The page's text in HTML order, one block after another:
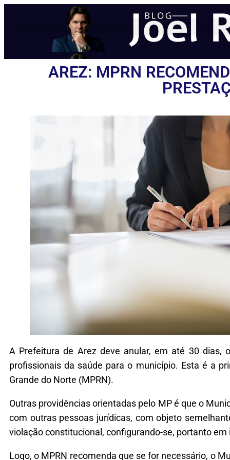
AREZ: MPRN
A Prefeitura de Arez deve anular, em até 30 dias,
profissionais da saúde para o município. Esta é a
Grande do Norte (MPRN).
Outras providências orientadas pelo MP é que o
com outras pessoas jurídicas, com objeto
violação constitucional, configurando-se, portanto em
Logo, o MPRN recomenda que se for necessário, o